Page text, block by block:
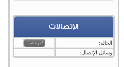
الإتصالات
الحالة:
وسائل الإتصال: